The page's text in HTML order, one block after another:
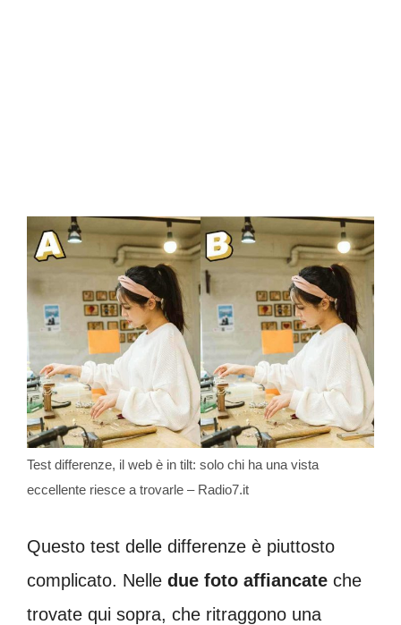
Test differenze, il web è in tilt: solo chi ha una vista
eccellente riesce a trovarle – Radio7.it
Questo test delle differenze è piuttosto
complicato. Nelle due foto affiancate che
trovate qui sopra, che ritraggono una